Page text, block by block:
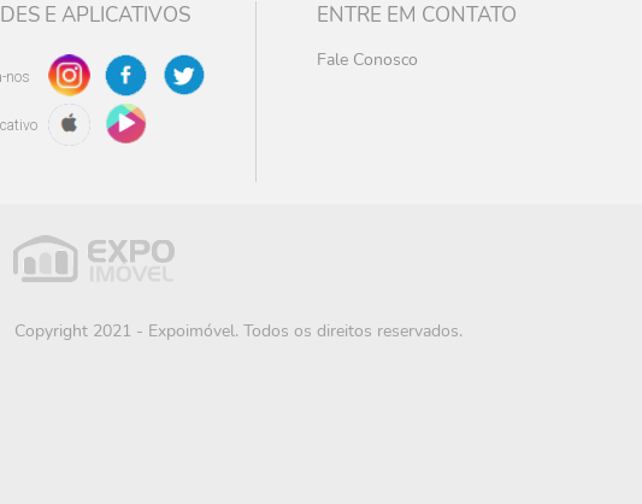
E APLICATIVOS
nos
ENTRE EM CONTATO
Fale Conosco
Copyright 2021 - Expoimóvel. Todos os direitos reservados.